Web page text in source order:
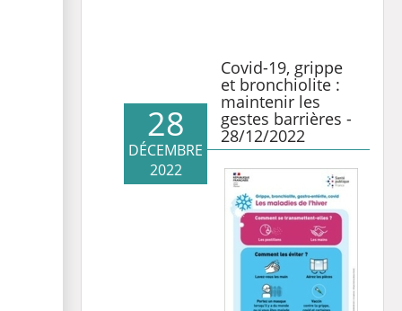
Covid-19, grippe
et bronchiolite :
maintenir les
gestes barrières -
28/12/2022
28
DÉCEMBRE
2022